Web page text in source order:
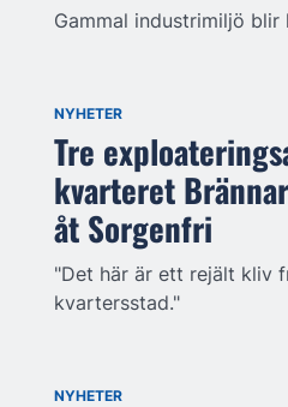
Gammal industrimiljö blir
NYHETER
Tre
kvarteret
åt Sorgenfri
"Det här är ett rejält kliv
kvartersstad."
NYHETER